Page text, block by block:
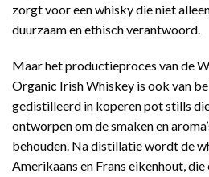
zorgt voor een whisky die niet
duurzaam en ethisch verantwoord.
Maar het productieproces van de
Organic Irish Whiskey is ook van
gedistilleerd in koperen pot stills
ontworpen om de smaken en
behouden. Na distillatie wordt de
Amerikaans en Frans eikenhout,